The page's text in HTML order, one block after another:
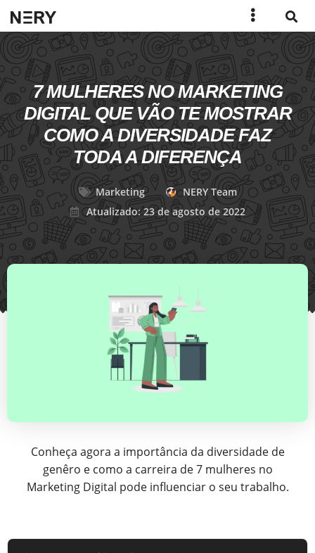
7 MULHERES NO MARKETING
DIGITAL QUE VÃO TE MOSTRAR
COMO A DIVERSIDADE FAZ
TODA A DIFERENÇA
Marketing
NERY Team
Atualizado: 23 de agosto de 2022
Conheça agora a importância da diversidade de
genêro e como a carreira de 7 mulheres no
Marketing Digital pode influenciar o seu trabalho.